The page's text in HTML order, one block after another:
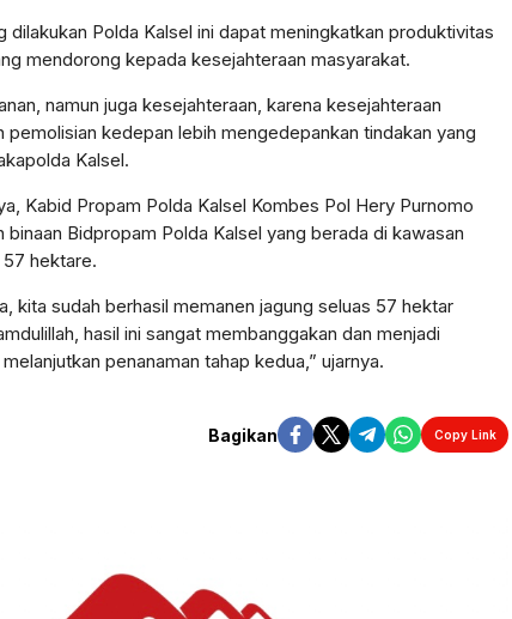
dilakukan Polda Kalsel ini dapat meningkatkan produktivitas
mendorong kepada kesejahteraan masyarakat.
namun juga kesejahteraan, karena kesejahteraan
pemolisian kedepan lebih mengedepankan tindakan yang
Kalsel.
Kabid Propam Polda Kalsel Kombes Pol Hery Purnomo
Bidpropam Polda Kalsel yang berada di kawasan
57 hektare.
kita sudah berhasil memanen jagung seluas 57 hektar
hasil ini sangat membanggakan dan menjadi
penanaman tahap kedua,” ujarnya.
Bagikan Copy Link